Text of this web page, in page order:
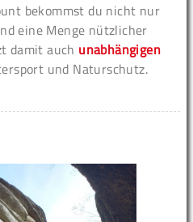
bekommst du nicht nur
eine Menge nützlicher
damit auch unabhängigen
und Naturschutz.